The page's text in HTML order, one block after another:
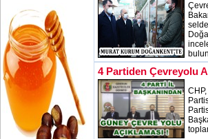
4 Partiden Çevreyolu